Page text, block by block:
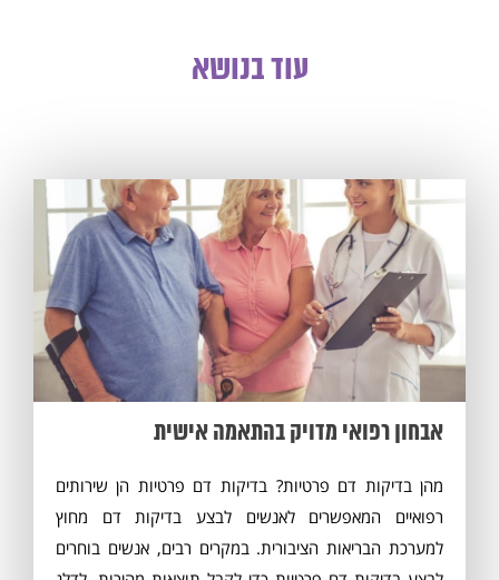
עוד בנושא
אבחון רפואי מדויק בהתאמה אישית
מהן בדיקות דם פרטיות? בדיקות דם פרטיות הן שירותים
רפואיים המאפשרים לאנשים לבצע בדיקות דם מחוץ
למערכת הבריאות הציבורית. במקרים רבים, אנשים בוחרים
מסכים/ה לתנאי התקנון